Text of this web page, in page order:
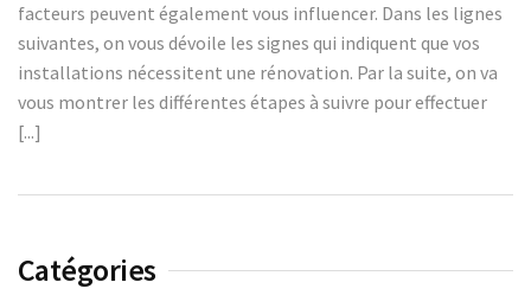
facteurs peuvent également vous influencer. Dans les lignes
suivantes, on vous dévoile les signes qui indiquent que vos
installations nécessitent une rénovation. Par la suite, on va
vous montrer les différentes étapes à suivre pour effectuer
[...]
Catégories